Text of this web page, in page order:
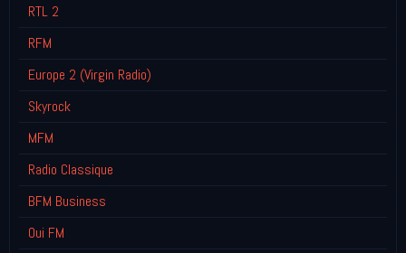
RTL 2
RFM
Europe 2 (Virgin Radio)
Skyrock
MFM
Radio Classique
BFM Business
Oui FM